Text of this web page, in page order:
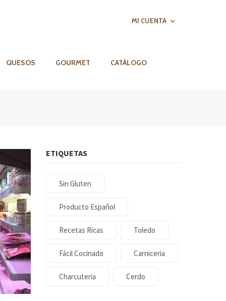
MI CUENTA
QUESOS GOURMET CATÁLOGO
ETIQUETAS
Sin Gluten
Producto Español
Recetas Ricas Toledo
Fácil Cocinado Carniceria
Charcuteria Cerdo